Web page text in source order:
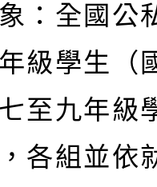
：全國公
級學生（
至九年級
各組並依